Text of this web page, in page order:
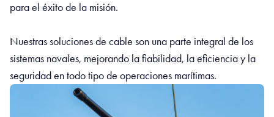
para el éxito de la misión.
Nuestras soluciones de cable son una parte integral de los
sistemas navales, mejorando la fiabilidad, la eficiencia y la
seguridad en todo tipo de operaciones marítimas.